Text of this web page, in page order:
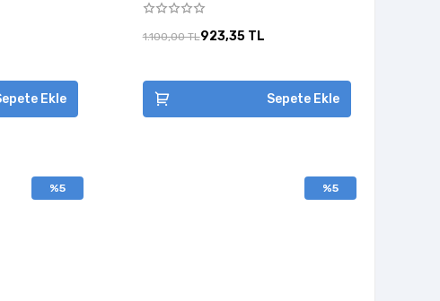
Ekle
1.100,00 TL923,35 TL
Sepete Ekle
%5 %5